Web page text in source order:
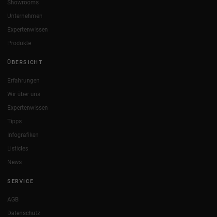
Showrooms
Unternehmen
Expertenwissen
Produkte
ÜBERSICHT
Erfahrungen
Wir über uns
Expertenwissen
Tipps
Infografiken
Listicles
News
SERVICE
AGB
Datenschutz